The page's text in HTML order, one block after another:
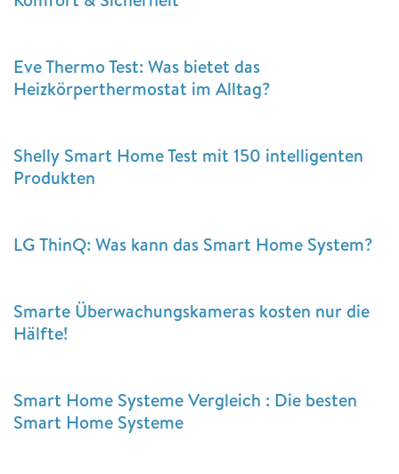
Eve Thermo Test: Was bietet das
Heizkörperthermostat im Alltag?
Shelly Smart Home Test mit 150 intelligenten
Produkten
LG ThinQ: Was kann das Smart Home System?
Smarte Überwachungskameras kosten nur die
Hälfte!
Smart Home Systeme Vergleich : Die besten
Smart Home Systeme